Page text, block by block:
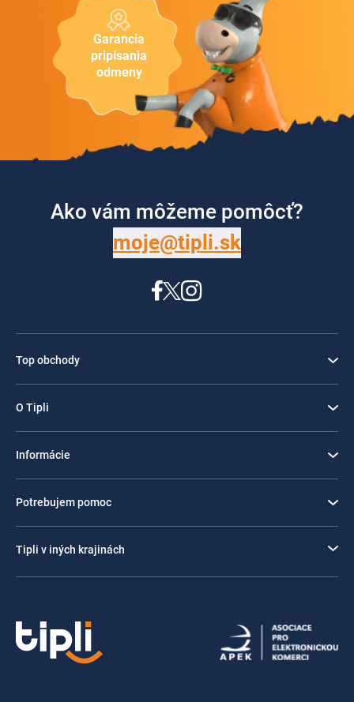
Garancia
pripísania
odmeny
Ako vám môžeme pomôcť?
moje@tipli.sk
Top obchody
O Tipli
Informácie
Potrebujem pomoc
Tipli v iných krajinách